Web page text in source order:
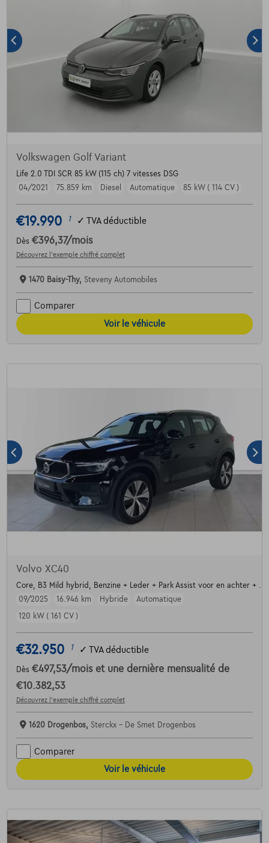
Volkswagen Golf Variant
Life 2.0 TDI SCR 85 kW (115 ch) 7 vitesses DSG
04/2021
75.859 km Diesel Automatique 85 kW ( 114 CV )
€19.990 1 ✓ TVA déductible
Dès €396,37/mois
Découvrez l’exemple chiffré complet
1470 Baisy-Thy, Steveny Automobiles
Comparer
Voir le véhicule
Volvo XC40
Core, B3 Mild hybrid, Benzine + Leder + Park Assist voor en achter + ....
09/2025
16.946 km Hybride
Automatique
120 kW ( 161 CV )
€32.950 1 ✓ TVA déductible
Dès €497,53/mois et une dernière mensualité de
€10.382,53
Découvrez l’exemple chiffré complet
1620 Drogenbos, Sterckx - De Smet Drogenbos
Comparer
Voir le véhicule